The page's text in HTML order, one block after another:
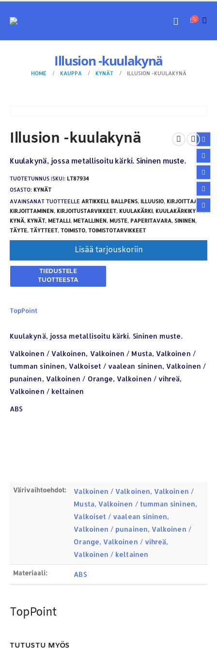
Illusion -kuulakynä
HOME KAUPPA KYNÄT ILLUSION -KUULAKYNÄ
Illusion -kuulakynä
Kuulakynä, jossa metallisoitu kärki. Sininen muste.
TUOTETUNNUS (SKU): LT87934
OSASTO: KYNÄT
AVAINSANAT TUOTTEELLE ARTIKKELI, BALLPENS, ILLUUSIO, KIRJOITTAA
KIRJOITTAMINEN, KIRJOITUSTARVIKKEET, KUULAKÄRKI, KUULAKÄRKIKYNÄ,
KYNÄ, KYNÄT, METALLI, METALLINEN, MUSTE, PAPERITAVARA, SININEN,
TÄYTE, TÄYTTEET, TOIMISTO, TOIMISTOTARVIKKEET
Lisää tarjouskoriin
TopPoint
Kuulakynä, jossa metallisoitu kärki. Sininen muste.
Valkoinen / Valkoinen, Valkoinen / Musta, Valkoinen /
tumman sininen, Valkoiset / vaalean sininen, Valkoinen /
punainen, Valkoinen / Orange, Valkoinen / vihreä,
Valkoinen / keltainen
ABS
Värivaihtoehdot:
Valkoinen / Valkoinen, Valkoinen /
Musta, Valkoinen / tumman sininen,
Valkoiset / vaalean sininen,
Valkoinen / punainen, Valkoinen /
Orange, Valkoinen / vihreä,
Valkoinen / keltainen
Materiaali: ABS
TopPoint
TUTUSTU MYÖS
Hikivuorenkatu 14 C 20, 33710 Tampere
Puhelin: 040-7549431
Products